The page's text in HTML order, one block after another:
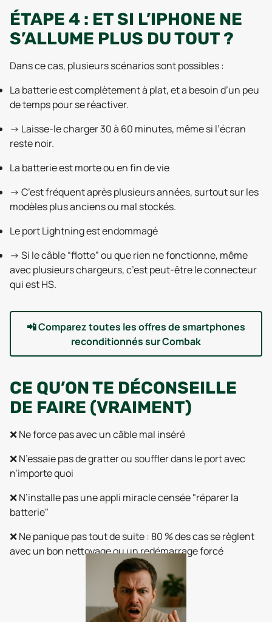
ÉTAPE 4 : ET SI L’IPHONE NE
S’ALLUME PLUS DU TOUT ?
Dans ce cas, plusieurs scénarios sont possibles :
La batterie est complètement à plat, et a besoin d’un peu
de temps pour se réactiver.
→ Laisse-le charger 30 à 60 minutes, même si l’écran
reste noir.
La batterie est morte ou en fin de vie
→ C’est fréquent après plusieurs années, surtout sur les
modèles plus anciens ou mal stockés.
Le port Lightning est endommagé
→ Si le câble “flotte” ou que rien ne fonctionne, même
avec plusieurs chargeurs, c’est peut-être le connecteur
qui est HS.
📲Comparez toutes les offres de smartphones
reconditionnés sur Combak
CE QU’ON TE DÉCONSEILLE
DE FAIRE (VRAIMENT)
❌ Ne force pas avec un câble mal inséré
❌ N’essaie pas de gratter ou souffler dans le port avec
n’importe quoi
❌ N’installe pas une appli miracle censée "réparer la
batterie"
❌ Ne panique pas tout de suite : 80 % des cas se règlent
avec un bon nettoyage ou un redémarrage forcé